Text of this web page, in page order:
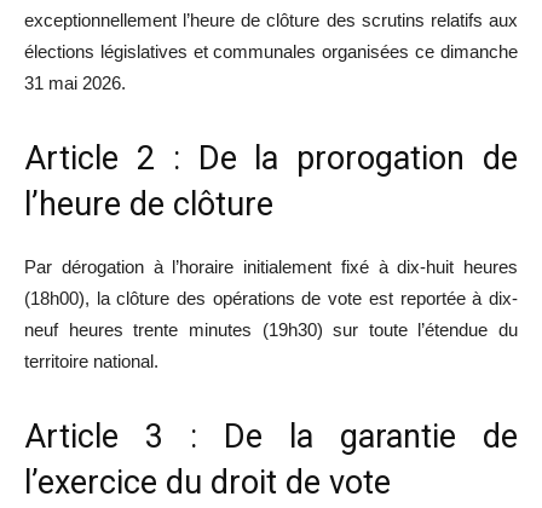
exceptionnellement l’heure de clôture des scrutins relatifs aux
élections législatives et communales organisées ce dimanche
31 mai 2026.
Article 2 : De la prorogation de
l’heure de clôture
Par dérogation à l’horaire initialement fixé à dix-huit heures
(18h00), la clôture des opérations de vote est reportée à dix-
neuf heures trente minutes (19h30) sur toute l’étendue du
territoire national.
Article 3 : De la garantie de
l’exercice du droit de vote